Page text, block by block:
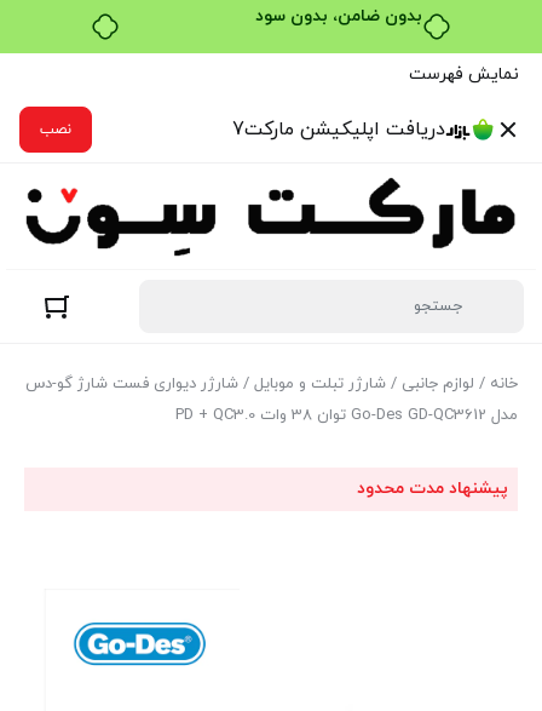
خرید قسطی با ترب‌پی
نمایش فهرست
دریافت اپلیکیشن مارکت7 نصب
خانه / لوازم جانبی / شارژر تبلت و موبایل / شارژر دیواری فست شارژ گو-دس
مدل Go-Des GD-QC3612 توان 38 وات PD + QC3.0
پیشنهاد مدت محدود